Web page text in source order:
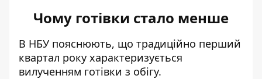
Чому готівки стало менше
В НБУ пояснюють, що традиційно перший
квартал року характеризується
вилученням готівки з обігу.